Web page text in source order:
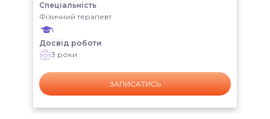
Спеціальність
Фізичний терапевт
Досвід роботи
3 роки
ЗАПИСАТИСЬ